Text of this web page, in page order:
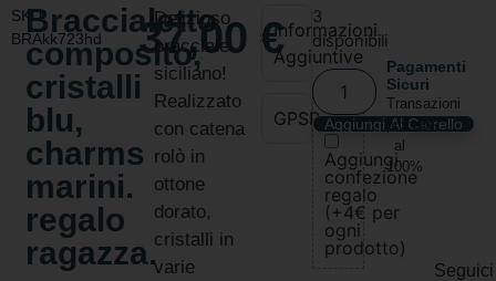
SKU:
BRAkk723hd
Braccialetto
composito,
cristalli
blu,
charms
marini.
regalo
ragazza.
37,00€
Delizioso
bracciale
siciliano!
Realizzato
con catena
rolò in
ottone
dorato,
cristalli in
varie
Informazioni
Aggiuntive
GPSR
3
disponibili
Aggiungi Al Carrello
Aggiungi
confezione
regalo
(+4€ per
ogni
prodotto)
Pagamenti
Sicuri
Transazioni
protette
al
100%
Seguici